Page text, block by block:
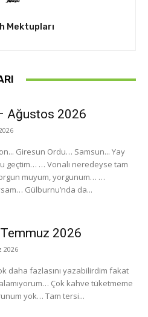
Mektupları
Ağustos 2026
Giresun Ordu… Samsun... Yay
geçtim… … Vonalı neredeyse tam
muyum, yorgunum… …
Gülburnu’nda da...
2026
2026
daha fazlasını yazabilirdim fakat
Çok kahve tüketmeme
yok… Tam tersi...